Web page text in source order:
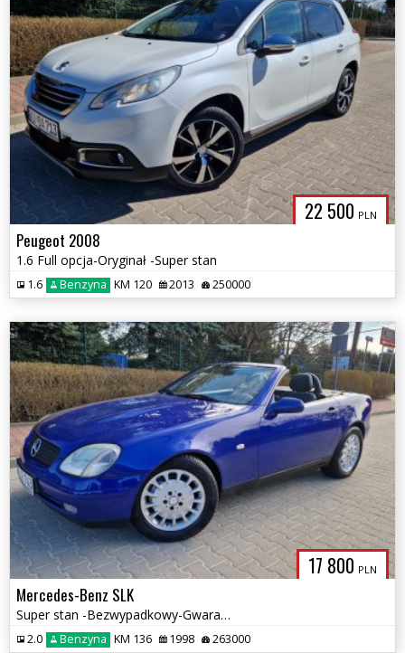
22 500 PLN
Peugeot 2008
1.6 Full opcja-Oryginał -Super stan
1.6 Benzyna KM 120 2013 250000
17 800 PLN
Mercedes-Benz SLK
Super stan -Bezwypadkowy-Gwarancja
2.0 Benzyna KM 136 1998 263000